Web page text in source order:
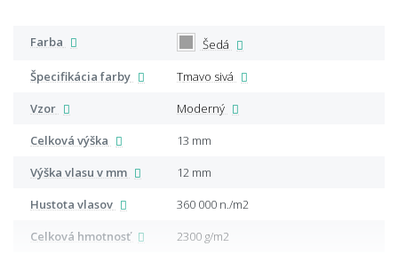
Farba
Šedá
Špecifikácia farby
Tmavo sivá
Vzor
Moderný
Celková výška
13 mm
Výška vlasu v mm
12 mm
Hustota vlasov
360 000 n./m2
Celková hmotnosť
2300 g/m2